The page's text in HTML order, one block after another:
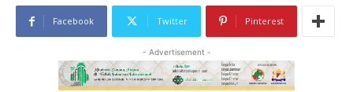
Facebook Twitter Pinterest
- Advertisement -